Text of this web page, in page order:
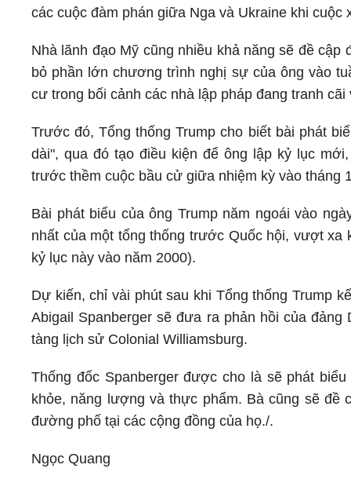
các cuộc đàm phán giữa Nga và Ukraine khi
Nhà lãnh đạo Mỹ cũng nhiều khả năng sẽ đề
bỏ phần lớn chương trình nghị sự của ông vào
cư trong bối cảnh các nhà lập pháp đang tranh
Trước đó, Tổng thống Trump cho biết bài phát
dài", qua đó tạo điều kiện để ông lập kỷ lục
trước thềm cuộc bầu cử giữa nhiệm kỳ vào tháng
Bài phát biểu của ông Trump năm ngoái vào
nhất của một tổng thống trước Quốc hội, vượt
kỷ lục này vào năm 2000).
Dự kiến, chỉ vài phút sau khi Tổng thống Trump
Abigail Spanberger sẽ đưa ra phản hồi của
tàng lịch sử Colonial Williamsburg.
Thống đốc Spanberger được cho là sẽ phát
khỏe, năng lượng và thực phẩm. Bà cũng sẽ
đường phố tại các cộng đồng của họ./.
Ngọc Quang